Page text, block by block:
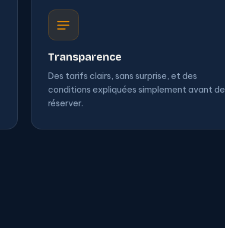
Transparence
Des tarifs clairs, sans surprise, et des
conditions expliquées simplement avant de
réserver.